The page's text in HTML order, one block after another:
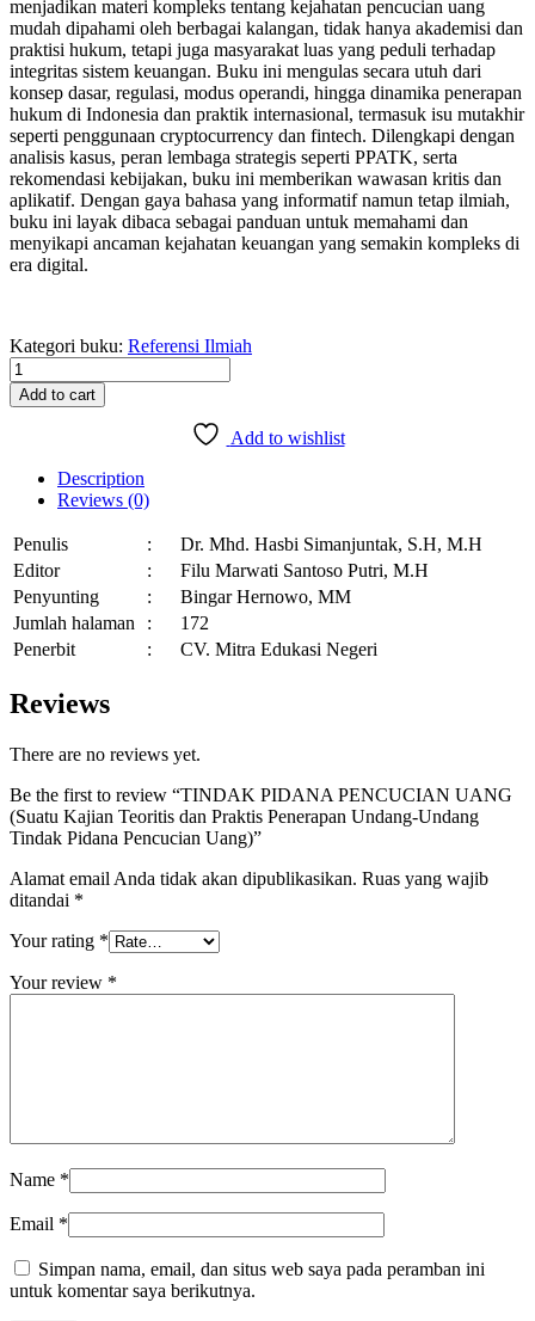
menjadikan materi kompleks tentang kejahatan pencucian uang
mudah dipahami oleh berbagai kalangan, tidak hanya akademisi dan
praktisi hukum, tetapi juga masyarakat luas yang peduli terhadap
integritas sistem keuangan. Buku ini mengulas secara utuh dari
konsep dasar, regulasi, modus operandi, hingga dinamika penerapan
hukum di Indonesia dan praktik internasional, termasuk isu mutakhir
seperti penggunaan cryptocurrency dan fintech. Dilengkapi dengan
analisis kasus, peran lembaga strategis seperti PPATK, serta
rekomendasi kebijakan, buku ini memberikan wawasan kritis dan
aplikatif. Dengan gaya bahasa yang informatif namun tetap ilmiah,
buku ini layak dibaca sebagai panduan untuk memahami dan
menyikapi ancaman kejahatan keuangan yang semakin kompleks di
era digital.
Kategori buku: Referensi Ilmiah
TINDAK
PIDANA
PENCUCIAN
Kajian
Teoritis
Praktis
Penerapan
Undang-
Undang
Tindak
Pidana
quantity
Add to cart
Add to wishlist
Description
Reviews (0)
Penulis :
Dr. Mhd. Hasbi Simanjuntak, S.H, M.H
Editor
:
Filu Marwati Santoso Putri, M.H
Penyunting
:
Bingar Hernowo, MM
Jumlah halaman
:
172
Penerbit
: CV. Mitra Edukasi Negeri
Reviews
There are no reviews yet.
Be the first to review “TINDAK PIDANA PENCUCIAN UANG
(Suatu Kajian Teoritis dan Praktis Penerapan Undang-Undang
Tindak Pidana Pencucian Uang)”
Alamat email Anda tidak akan dipublikasikan. Ruas yang wajib
ditandai *
Your rating *
Your review *
Name *
Email *
Simpan nama, email, dan situs web saya pada peramban ini
untuk komentar saya berikutnya.